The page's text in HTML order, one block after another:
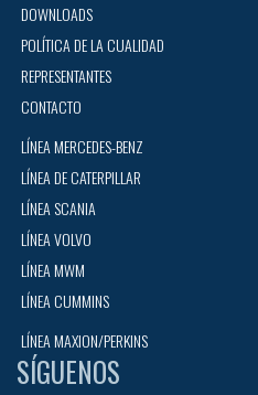
DOWNLOADS
POLÍTICA DE LA CUALIDAD
REPRESENTANTES
CONTACTO
LÍNEA MERCEDES-BENZ
LÍNEA DE CATERPILLAR
LÍNEA SCANIA
LÍNEA VOLVO
LÍNEA MWM
LÍNEA CUMMINS
LÍNEA MAXION/PERKINS
SÍGUENOS